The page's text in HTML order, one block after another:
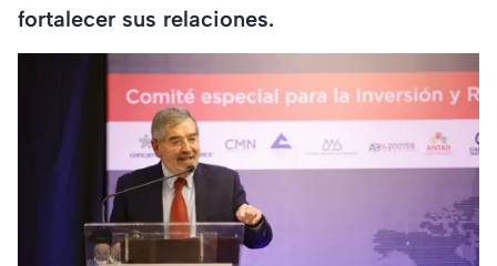
fortalecer sus relaciones.